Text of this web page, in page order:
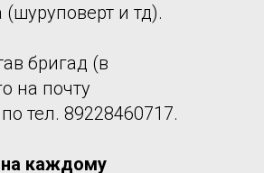
и тд).
бригад (в
на почту
тел. 89228460717.
каждому